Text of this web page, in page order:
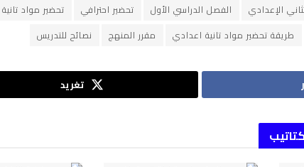
الإعدادي الفصل الدراسي الأول تحضير احترافي
تحضير مواد
طريقة تحضير مواد تانية اعدادي مقرر المنهج نصائح للتدريس
تغريد